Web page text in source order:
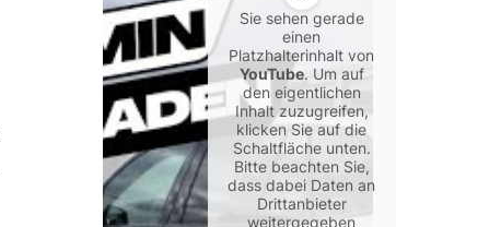
Sie sehen gerade
einen
Platzhalterinhalt von
YouTube. Um auf
den eigentlichen
Inhalt zuzugreifen,
klicken Sie auf die
Schaltfläche unten.
Bitte beachten Sie,
dass dabei Daten an
Drittanbieter
weitergegeben